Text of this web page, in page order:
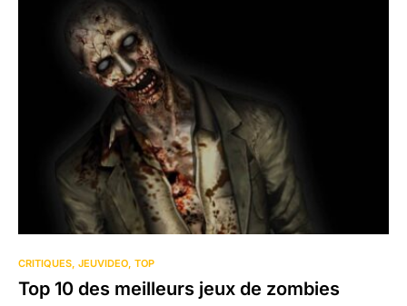
CRITIQUES JEUVIDEO TOP
Top 10 des meilleurs jeux de zombies